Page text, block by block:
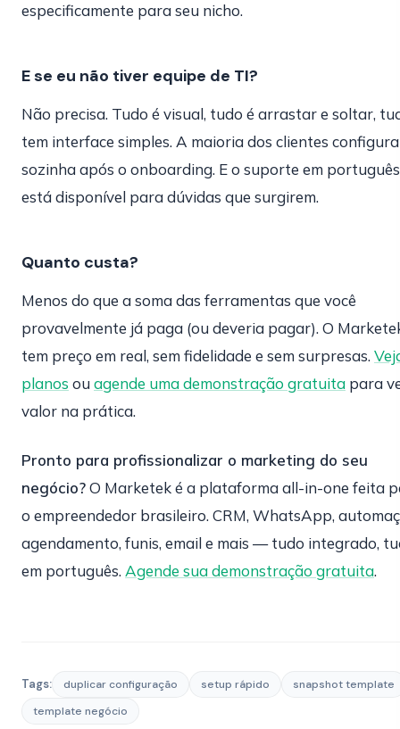
especificamente para seu nicho.
E se eu não tiver equipe de TI?
Não precisa. Tudo é visual, tudo é arrastar e soltar,
tem interface simples. A maioria dos clientes configura
sozinha após o onboarding. E o suporte em português
está disponível para dúvidas que surgirem.
Quanto custa?
Menos do que a soma das ferramentas que você
provavelmente já paga (ou deveria pagar). O
tem preço em real, sem fidelidade e sem surpresas.
planos ou agende uma demonstração gratuita para
valor na prática.
Pronto para profissionalizar o marketing do seu
negócio?O Marketek é a plataforma all-in-one feita
o empreendedor brasileiro. CRM, WhatsApp,
agendamento, funis, email e mais — tudo integrado,
em português. Agende sua demonstração gratuita.
Tags: duplicar configuração setup rápido
snapshot template
template negócio